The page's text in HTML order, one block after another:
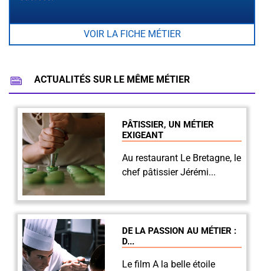
VOIR LA FICHE MÉTIER
ACTUALITÉS SUR LE MÊME MÉTIER
PÂTISSIER, UN MÉTIER
EXIGEANT
Au restaurant Le Bretagne, le
chef pâtissier Jérémi...
DE LA PASSION AU MÉTIER :
D...
Le film A la belle étoile